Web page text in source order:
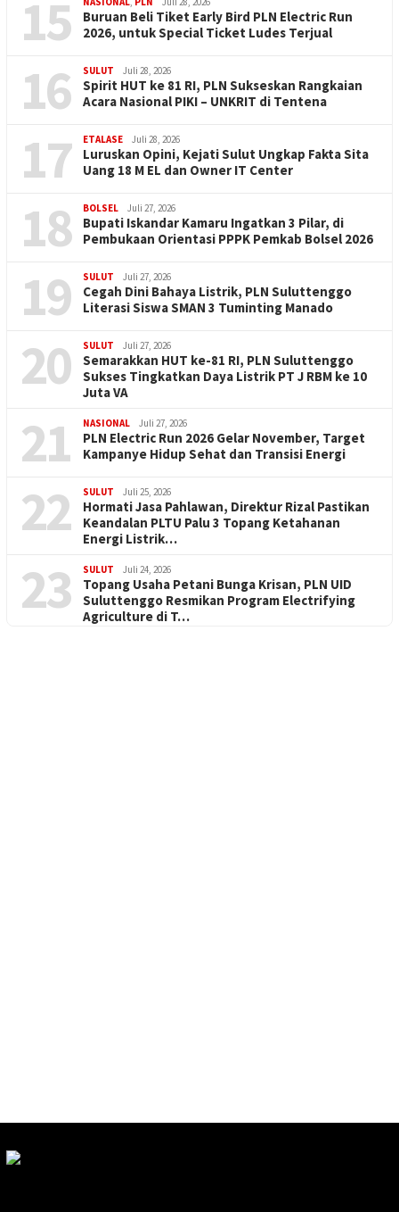
15
Buruan Beli Tiket Early Bird PLN Electric Run
2026, untuk Special Ticket Ludes Terjual
16 SULUT Juli 28, 2026
Spirit HUT ke 81 RI, PLN Sukseskan Rangkaian
Acara Nasional PIKI – UNKRIT di Tentena
17 ETALASE Juli 28, 2026
Luruskan Opini, Kejati Sulut Ungkap Fakta Sita
Uang 18 M EL dan Owner IT Center
18 BOLSEL Juli 27, 2026
Bupati Iskandar Kamaru Ingatkan 3 Pilar, di
Pembukaan Orientasi PPPK Pemkab Bolsel 2026
19 SULUT Juli 27, 2026
Cegah Dini Bahaya Listrik, PLN Suluttenggo
Literasi Siswa SMAN 3 Tuminting Manado
20 SULUT Juli 27, 2026
Semarakkan HUT ke-81 RI, PLN Suluttenggo
Sukses Tingkatkan Daya Listrik PT J RBM ke 10
Juta VA
21 NASIONAL Juli 27, 2026
PLN Electric Run 2026 Gelar November, Target
Kampanye Hidup Sehat dan Transisi Energi
22 SULUT Juli 25, 2026
Hormati Jasa Pahlawan, Direktur Rizal Pastikan
Keandalan PLTU Palu 3 Topang Ketahanan
Energi Listrik…
23 SULUT Juli 24, 2026
Topang Usaha Petani Bunga Krisan, PLN UID
Suluttenggo Resmikan Program Electrifying
Agriculture di T…